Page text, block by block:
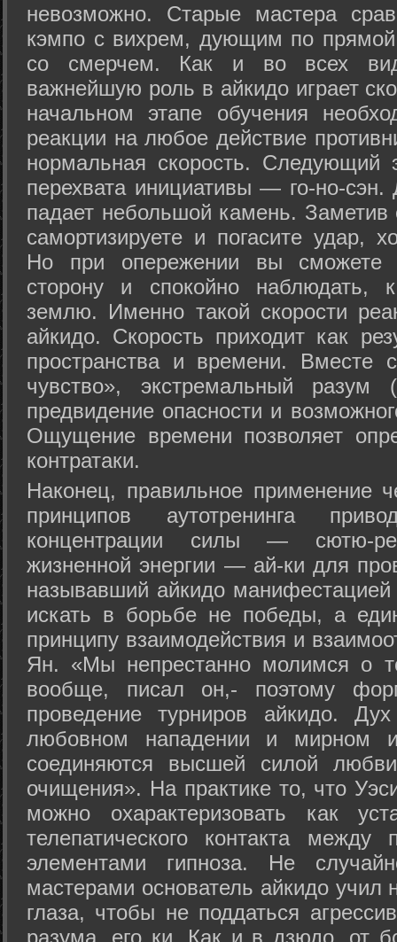
невозможно. Старые мастера
кэмпо с вихрем, дующим по
со смерчем. Как и во всех
важнейшую роль в айкидо играет
начальном этапе обучения
реакции на любое действие
нормальная скорость.
перехвата инициативы — го-но-
падает небольшой камень.
самортизируете и погасите удар,
Но при опережении вы сможете
сторону и спокойно наблюдать,
землю. Именно такой скорости
айкидо. Скорость приходит как
пространства и времени. Вместе
чувство», экстремальный разум
предвидение опасности и
Ощущение времени позволяет
контратаки.
Наконец, правильное применение
принципов аутотренинга
концентрации силы — сютю-
жизненной энергии — ай-ки для
называвший айкидо
искать в борьбе не победы, а
принципу взаимодействия и
Ян. «Мы непрестанно молимся о
вообще, писал он,- поэтому
проведение турниров айкидо.
любовном нападении и мирном
соединяются высшей силой
очищения». На практике то, что
можно охарактеризовать как
телепатического контакта между
элементами гипноза. Не
мастерами основатель айкидо учил
глаза, чтобы не поддаться
разума, его ки. Как и в дзюдо, от